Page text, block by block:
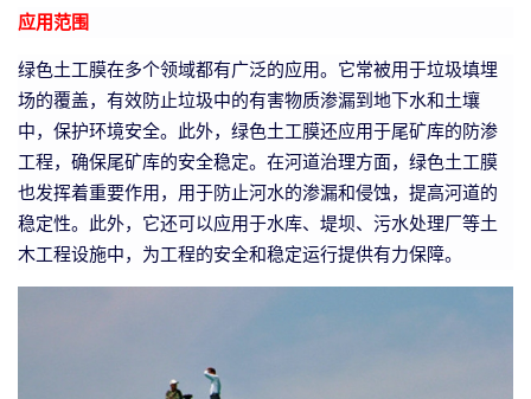
应用范围
绿色土工膜在多个领域都有广泛的应用。它常被用于垃圾填埋
场的覆盖，有效防止垃圾中的有害物质渗漏到地下水和土壤
中，保护环境安全。此外，绿色土工膜还应用于尾矿库的防渗
工程，确保尾矿库的安全稳定。在河道治理方面，绿色土工膜
也发挥着重要作用，用于防止河水的渗漏和侵蚀，提高河道的
稳定性。此外，它还可以应用于水库、堤坝、污水处理厂等土
木工程设施中，为工程的安全和稳定运行提供有力保障。